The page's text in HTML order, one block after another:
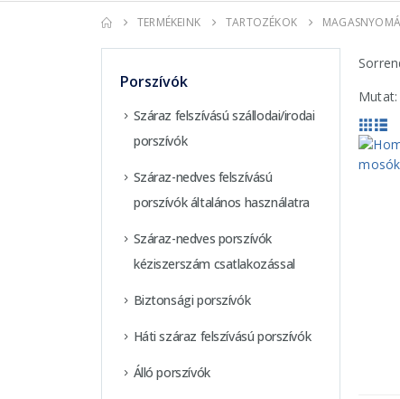
TERMÉKEINK TARTOZÉKOK
Mutat:
Porszívók
Száraz felszívású szállodai/irodai
porszívók
Száraz-nedves felszívású
porszívók általános használatra
Száraz-nedves porszívók
kéziszerszám csatlakozással
Biztonsági porszívók
Háti száraz felszívású porszívók
Álló porszívók